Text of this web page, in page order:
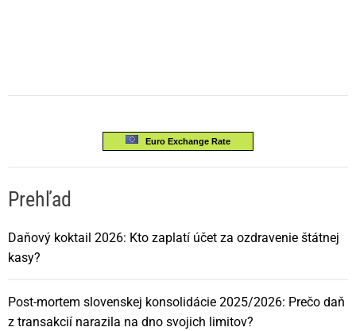
Euro Exchange Rate
Prehľad
Daňový koktail 2026: Kto zaplatí účet za ozdravenie štátnej
kasy?
Post-mortem slovenskej konsolidácie 2025/2026: Prečo daň
z transakcií narazila na dno svojich limitov?